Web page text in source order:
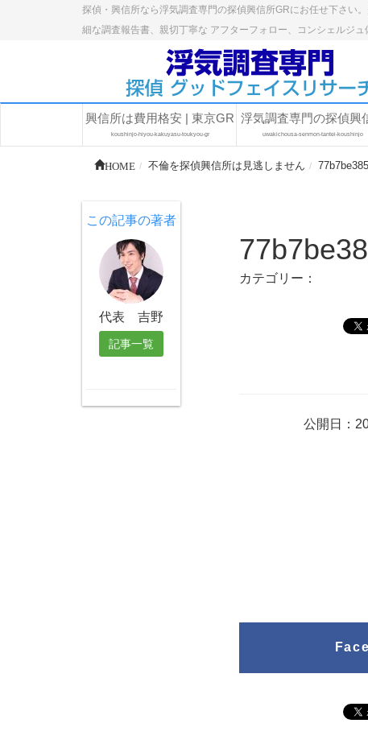
探偵・興信所なら浮気調査専門の探偵興信所GRにお任せ下さい
細な調査報告書、親切丁寧な アフターフォロー、コンシェルジ
興信所は費用格安 | 東京GR
koushinjo-hiyou-kakuyasu-toukyou-gr
浮気調査専門の探偵興
uwakichousa-senmon-tantei-koushinjo
HOME 不倫を探偵興信所は見逃しません
カテゴリー：
公開日：
この記事の著者
代表 吉野
記事一覧